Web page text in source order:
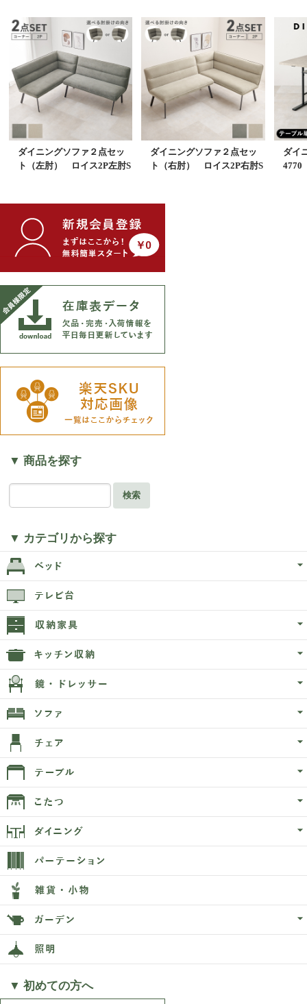
ダイニングソファ２点セッ
ト（左肘） ロイス2P左肘S
ダイニングソファ２点セッ
ト（右肘） ロイス2P右肘S
ダイ
4770
▼ 商品を探す
検索
▼ カテゴリから探す
▼ 初めての方へ